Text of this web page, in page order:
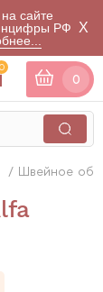
сайте
РФ
X
0
0
Швейное